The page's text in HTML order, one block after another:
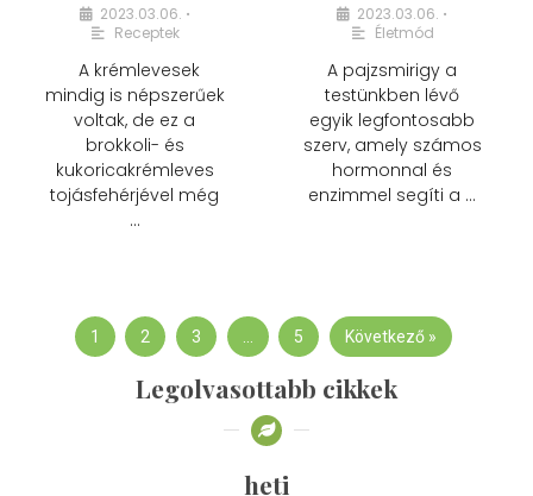
2023.03.06. •
Receptek
A krémlevesek
mindig is népszerűek
voltak, de ez a
brokkoli- és
kukoricakrémleves
tojásfehérjével még
…
2023.03.06. •
Életmód
A pajzsmirigy a
testünkben lévő
egyik legfontosabb
szerv, amely számos
hormonnal és
enzimmel segíti a …
1 2 3 … 5 Következő »
Legolvasottabb cikkek
heti